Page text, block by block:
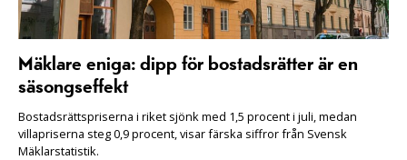
Mäklare eniga: dipp för bostadsrätter är en
säsongseffekt
Bostadsrättspriserna i riket sjönk med 1,5 procent i juli, medan
villapriserna steg 0,9 procent, visar färska siffror från Svensk
Mäklarstatistik.